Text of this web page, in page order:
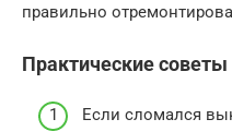
правильно
Практические советы
Если сломался